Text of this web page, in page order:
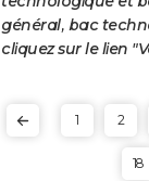
général, bac
cliquez sur le lien
1 2
18